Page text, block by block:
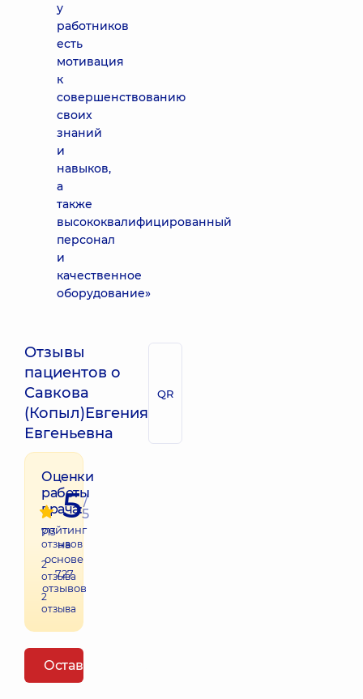
у
работников
есть
мотивация
к
совершенствованию
своих
знаний
и
навыков,
а
также
высококвалифицированный
персонал
и
качественное
оборудование»
Отзывы
пациентов о
Савкова
(Копыл)Евгения
Евгеньевна
QR
Оценки
работы
врача:
713
отзывов
2
отзыва
2
отзыва
5/
5
рейтинг
на
основе
727
отзывов
Оставить отзыв